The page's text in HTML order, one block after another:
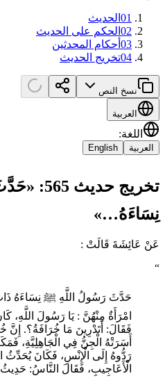
01 الحديث
02 الحكم على الحديث
03 أحكام المحدثين
04تخريج الحديث
نسخ النص
العربية
اللغة:
العربية English
تخريج
نِسَاءَهُ…»
عَنْ عَائِشَةَ قَالَتْ :
“
حَدَّثَ رَسُولُ اللَّهِ ﷺ نِسَاءَهُ ذَاتَ
امْرَأَةٌ مِنْهُنَّ : يَا رَسُولَ اللَّهِ،
فَقَالَ: أَتَدْرِينَ مَا خُرَافَةُ؟. إِنَّ
أَسَرَتْهُ الْجِنُّ فِي الْجَاهِلِيَّةِ،
رَدُّوهُ إِلَى الْإِنْسِ، فَكَانَ يُحَدِّثُ
الْأَعَاجِيبِ، فَقَالَ النَّاسُ: